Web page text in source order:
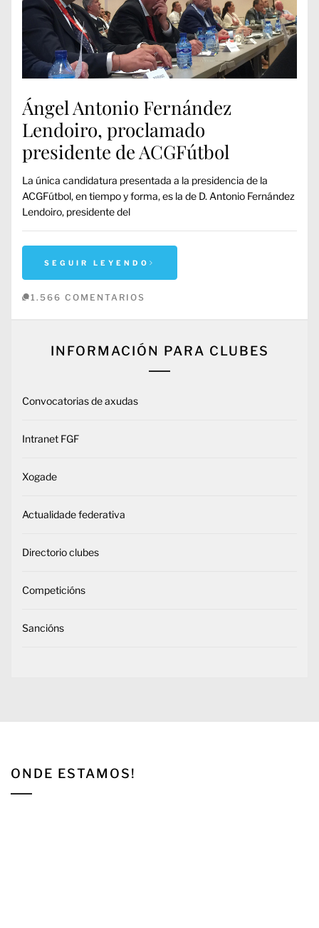
Ángel Antonio Fernández
Lendoiro, proclamado
presidente de ACGFútbol
La única candidatura presentada a la presidencia de la
ACGFútbol, en tiempo y forma, es la de D. Antonio Fernández
Lendoiro, presidente del
SEGUIR LEYENDO
1.566 COMENTARIOS
INFORMACIÓN PARA CLUBES
Convocatorias de axudas
Intranet FGF
Xogade
Actualidade federativa
Directorio clubes
Competicións
Sancións
ONDE ESTAMOS!